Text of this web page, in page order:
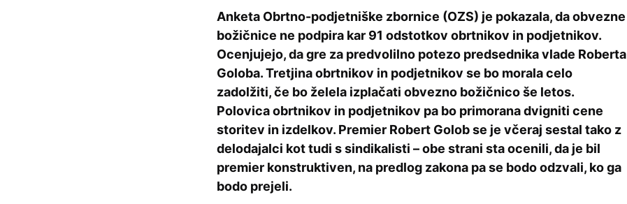
Anketa Obrtno-podjetniške zbornice (OZS) je pokazala, da obvezne
božičnice ne podpira kar 91 odstotkov obrtnikov in podjetnikov.
Ocenjujejo, da gre za predvolilno potezo predsednika vlade Roberta
Goloba. Tretjina obrtnikov in podjetnikov se bo morala celo
zadolžiti, če bo želela izplačati obvezno božičnico še letos.
Polovica obrtnikov in podjetnikov pa bo primorana dvigniti cene
storitev in izdelkov. Premier Robert Golob se je včeraj sestal tako z
delodajalci kot tudi s sindikalisti – obe strani sta ocenili, da je bil
premier konstruktiven, na predlog zakona pa se bodo odzvali, ko ga
bodo prejeli.